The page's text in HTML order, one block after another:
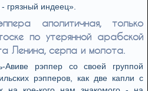
грязный индеец».
аполитичная, только
по утерянной арабской
Ленина, серпа и молота.
Авиве рэппер со своей группой
рэпперов, как две капли с